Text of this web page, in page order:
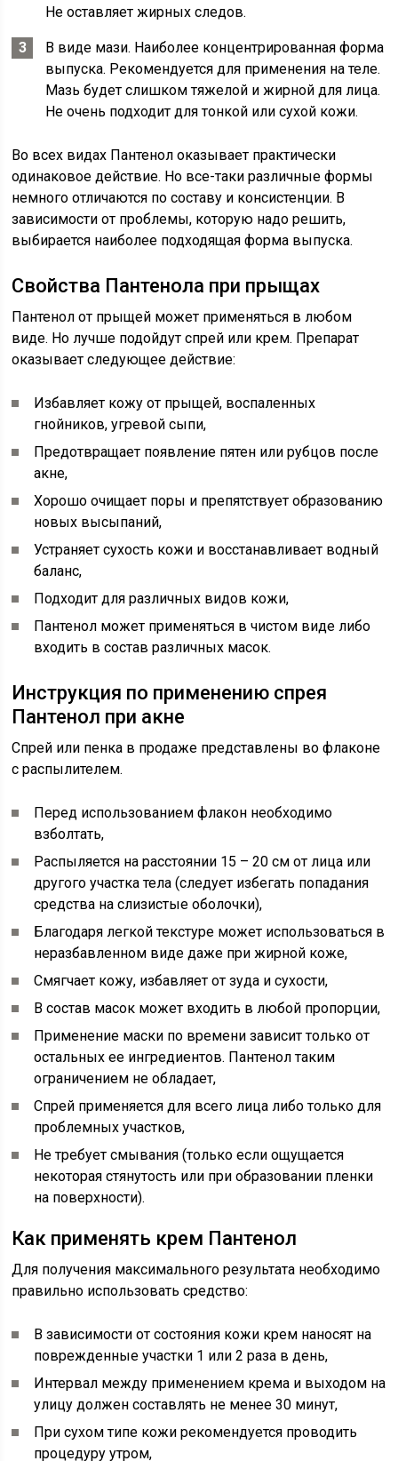
Не оставляет жирных следов.
В виде мази. Наиболее концентрированная форма
выпуска. Рекомендуется для применения на теле.
Мазь будет слишком тяжелой и жирной для лица.
Не очень подходит для тонкой или сухой кожи.
Во всех видах Пантенол оказывает практически
одинаковое действие. Но все-таки различные формы
немного отличаются по составу и консистенции. В
зависимости от проблемы, которую надо решить,
выбирается наиболее подходящая форма выпуска.
Свойства Пантенола при прыщах
Пантенол от прыщей может применяться в любом
виде. Но лучше подойдут спрей или крем. Препарат
оказывает следующее действие:
Избавляет кожу от прыщей, воспаленных
гнойников, угревой сыпи,
Предотвращает появление пятен или рубцов после
акне,
Хорошо очищает поры и препятствует образованию
новых высыпаний,
Устраняет сухость кожи и восстанавливает водный
баланс,
Подходит для различных видов кожи,
Пантенол может применяться в чистом виде либо
входить в состав различных масок.
Инструкция по применению спрея
Пантенол при акне
Спрей или пенка в продаже представлены во флаконе
с распылителем.
Перед использованием флакон необходимо
взболтать,
Распыляется на расстоянии 15 – 20 см от лица или
другого участка тела (следует избегать попадания
средства на слизистые оболочки),
Благодаря легкой текстуре может использоваться в
неразбавленном виде даже при жирной коже,
Смягчает кожу, избавляет от зуда и сухости,
В состав масок может входить в любой пропорции,
Применение маски по времени зависит только от
остальных ее ингредиентов. Пантенол таким
ограничением не обладает,
Cпрей применяется для всего лица либо только для
проблемных участков,
Не требует смывания (только если ощущается
некоторая стянутость или при образовании пленки
на поверхности).
Как применять крем Пантенол
Для получения максимального результата необходимо
правильно использовать средство:
В зависимости от состояния кожи крем наносят на
поврежденные участки 1 или 2 раза в день,
Интервал между применением крема и выходом на
улицу должен составлять не менее 30 минут,
При сухом типе кожи рекомендуется проводить
процедуру утром,